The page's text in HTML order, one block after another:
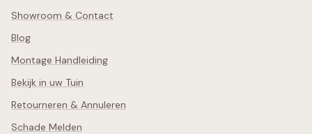
Showroom & Contact
Blog
Montage Handleiding
Bekijk in uw Tuin
Retourneren & Annuleren
Schade Melden